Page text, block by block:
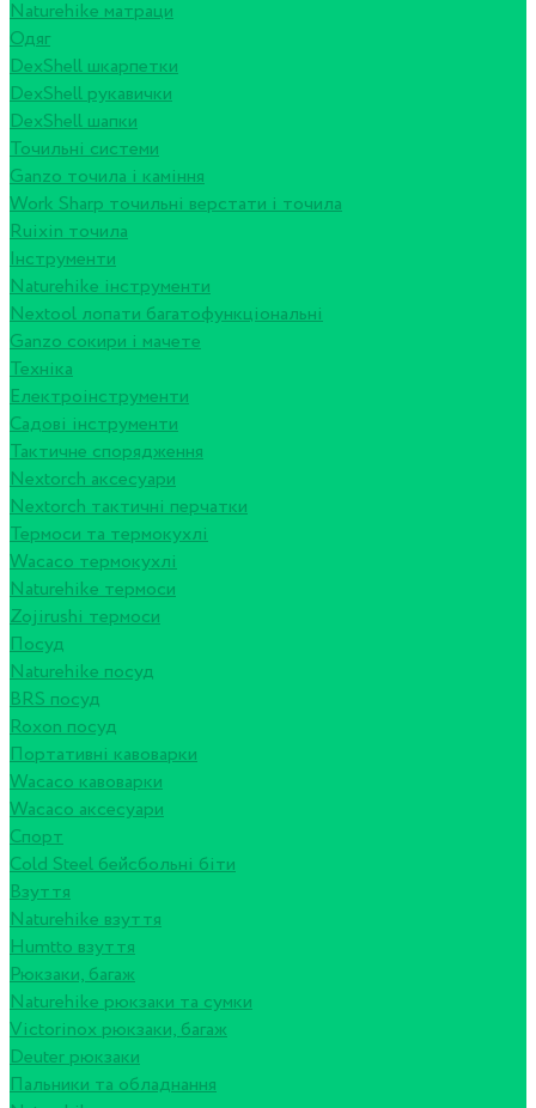
Naturehike матраци
Одяг
DexShell шкарпетки
DexShell рукавички
DexShell шапки
Точильні системи
Ganzo точила і каміння
Work Sharp точильні верстати і точила
Ruixin точила
Інструменти
Naturehike інструменти
Nextool лопати багатофункціональні
Ganzo сокири і мачете
Техніка
Електроінструменти
Садові інструменти
Тактичне спорядження
Nextorch аксесуари
Nextorch тактичні перчатки
Термоси та термокухлі
Wacaco термокухлі
Naturehike термоси
Zojirushi термоси
Посуд
Naturehike посуд
BRS посуд
Roxon посуд
Портативні кавоварки
Wacaco кавоварки
Wacaco аксесуари
Спорт
Cold Steel бейсбольні біти
Взуття
Naturehike взуття
Humtto взуття
Рюкзаки, багаж
Naturehike рюкзаки та сумки
Victorinox рюкзаки, багаж
Deuter рюкзаки
Пальники та обладнання